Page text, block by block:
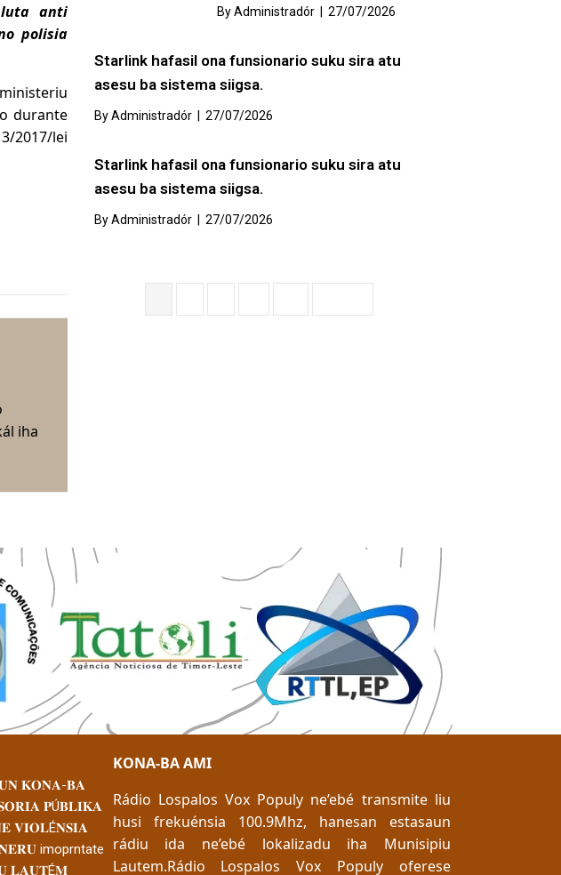
luta anti
polisia
durante
2017/lei
iha
ByAdministradór 27/07/2026
Starlink hafasil ona funsionario suku sira atu
asesu ba sistema siigsa.
ByAdministradór 27/07/2026
Starlink hafasil ona funsionario suku sira atu
asesu ba sistema siigsa.
ByAdministradór 27/07/2026
𝐊𝐎𝐍𝐀-𝐁𝐀
𝐏Ú𝐁𝐋𝐈𝐊𝐀
𝐕𝐈𝐎𝐋É𝐍𝐒𝐈𝐀
imoprntate
𝐋𝐀𝐔𝐓É𝐌
KONA-BA AMI
Rádio Lospalos Vox Populy ne’ebé transmite liu
husi frekuénsia 100.9Mhz, hanesan estasaun
rádiu ida ne’ebé lokalizadu iha Munisipiu
Lautem.Rádio Lospalos Vox Populy oferese